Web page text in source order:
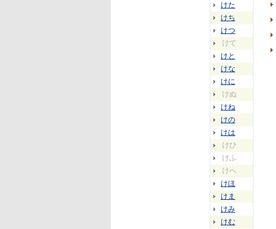
けた
けち
けつ
けて
けと
けな
けに
けぬ
けね
けの
けは
けひ
けふ
けへ
けほ
けま
けみ
けむ